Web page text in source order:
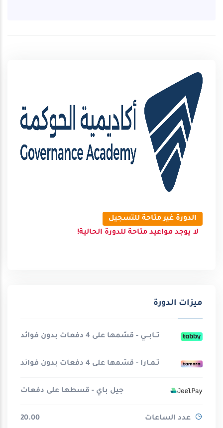
الدورة غير متاحة للتسجيل
لا يوجد مواعيد متاحة للدورة الحالية!
ميزات الدورة
تــابـــي - قسّمها على 4 دفعات بدون فوائد
تـمـارا - قسّمها على 4 دفعات بدون فوائد
جيل باي - قسطها على دفعات
عدد الساعات 20.00